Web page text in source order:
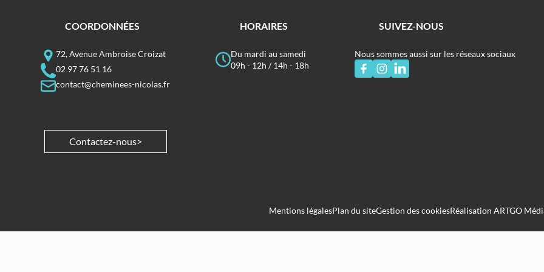
COORDONNÉES
72, Avenue Ambroise Croizat
02 97 76 51 16
contact@cheminees-nicolas.fr
Contactez-nous
HORAIRES
Du mardi au samedi
09h - 12h / 14h - 18h
SUIVEZ-NOUS
Nous sommes aussi sur les réseaux sociaux
Mentions légalesPlan du siteGestion des cookiesRéalisation ARTGO